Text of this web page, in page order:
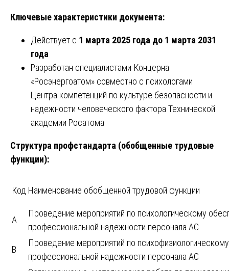
Ключевые характеристики документа:
Действует с 1 марта 2025 года до 1 марта 2031
года
Разработан специалистами Концерна
«Росэнергоатом» совместно с психологами
Центра компетенций по культуре безопасности и
надежности человеческого фактора Технической
академии Росатома
Структура профстандарта (обобщенные трудовые
функции):
Код Наименование обобщенной трудовой функции
A
Проведение мероприятий по психологическому
профессиональной надежности персонала АС
B
Проведение мероприятий по
профессиональной надежности персонала АС